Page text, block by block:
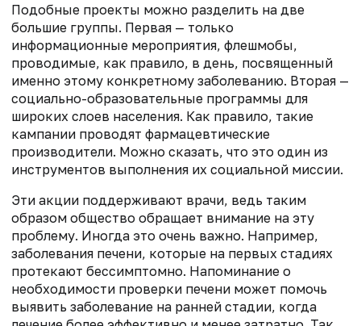
Подобные проекты можно разделить на две
большие группы. Первая — только
информационные мероприятия, флешмобы,
проводимые, как правило, в день, посвященный
именно этому конкретному заболеванию. Вторая —
социально-образовательные программы для
широких слоев населения. Как правило, такие
кампании проводят фармацевтические
производители. Можно сказать, что это один из
инструментов выполнения их социальной миссии.
Эти акции поддерживают врачи, ведь таким
образом общество обращает внимание на эту
проблему. Иногда это очень важно. Например,
заболевания печени, которые на первых стадиях
протекают бессимптомно. Напоминание о
необходимости проверки печени может помочь
выявить заболевание на ранней стадии, когда